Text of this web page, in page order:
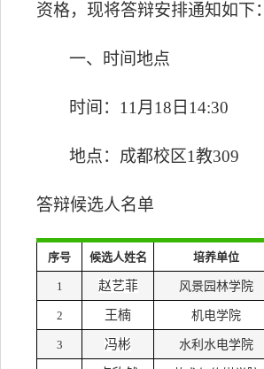
资格，现将答辩安排通知如下：
一、时间地点
时间： 1 1 月 18 日 14:30
地点： 成都校区1教309
答辩候选人名单
序号 候选人姓名 培养单位
1 赵艺菲 风景园林学院
2 王楠 机电学院
3 冯彬 水利水电学院